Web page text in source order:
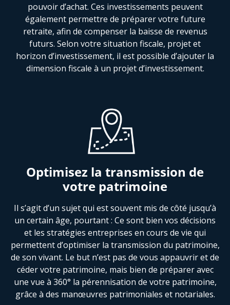
pouvoir d’achat. Ces investissements peuvent
également permettre de préparer votre future
retraite, afin de compenser la baisse de revenus
futurs. Selon votre situation fiscale, projet et
horizon d’investissement, il est possible d’ajouter la
dimension fiscale à un projet d’investissement.
Optimisez la transmission de
votre patrimoine
Il s’agit d’un sujet qui est souvent mis de côté jusqu’à
un certain âge, pourtant : Ce sont bien vos décisions
et les stratégies entreprises en cours de vie qui
permettent d’optimiser la transmission du patrimoine,
de son vivant. Le but n’est pas de vous appauvrir et de
céder votre patrimoine, mais bien de préparer avec
une vue à 360° la pérennisation de votre patrimoine,
grâce à des manœuvres patrimoniales et notariales.